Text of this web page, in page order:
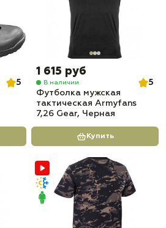
5
1 615 руб
В наличии
5
Футболка мужская
тактическая Armyfans
7,26 Gear, Черная
Купить